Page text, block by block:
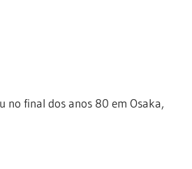
no final dos anos 80 em Osaka,